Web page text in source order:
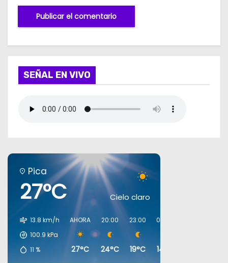
SEÑAL EN VIVO
Pica
27°C Cielo claro
13.8 km/h
100.9 kPa
11 %
AHORA
27°C
20:00
24°C
23:00
19°C
02:00
14°C